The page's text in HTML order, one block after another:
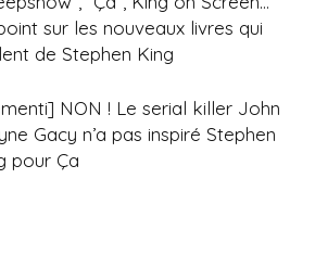
sur les nouveaux livres qui
de Stephen King
NON ! Le serial killer John
Gacy n’a pas inspiré Stephen
pour Ça